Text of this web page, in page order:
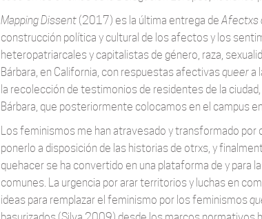
Mapping Dissent(2017) es la última entrega de Afectxs
construcción política y cultural de los afectos y los
heteropatriarcales y capitalistas de género, raza,
Bárbara, en California, con respuestas afectivasqueera
la recolección de testimonios de residentes de la
Bárbara, que posteriormente colocamos en el campus
Los feminismos me han atravesado y transformado
ponerlo a disposición de las historias de otrxs, y
quehacer se ha convertido en una plataforma de y
comunes. La urgencia por arar territorios y luchas en
ideas para remplazar el feminismo por los feminismos